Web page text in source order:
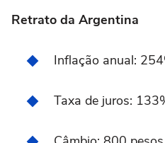
Retrato da Argentina
Inflação anual:
Taxa de juros: